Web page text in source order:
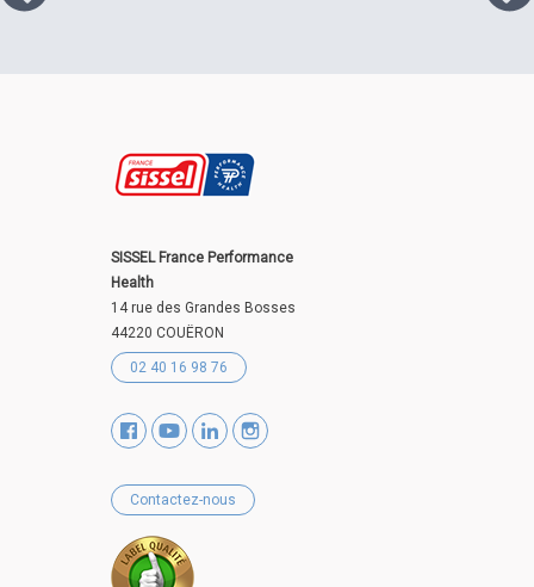
SISSEL France Performance
Health
14 rue des Grandes Bosses
44220 COUËRON
02 40 16 98 76
Contactez-nous